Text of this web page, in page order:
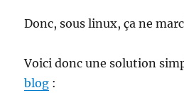
Donc, sous linux, ça ne
Voici donc une solution
blog :